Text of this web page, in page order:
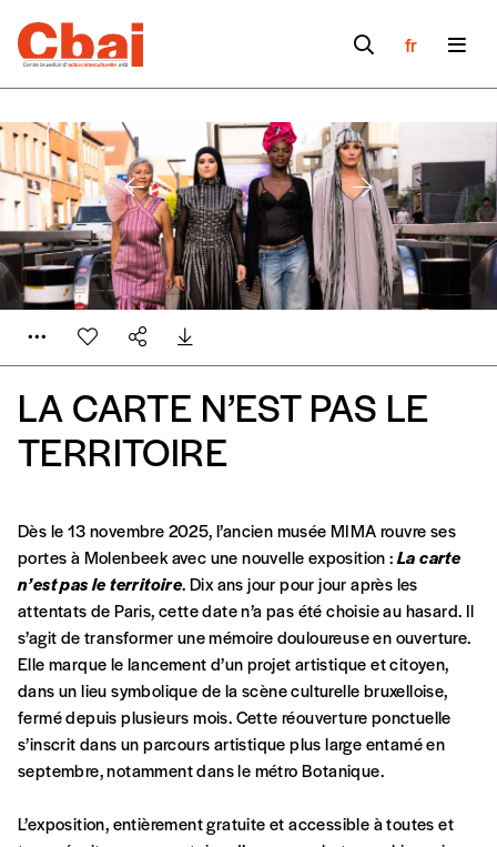
fr
LA CARTE N’EST PAS LE
TERRITOIRE
Se connecter
Formulaire de
commande
A partir de 2021,
Imag, le magazine de
l’interculturel,
vous est proposé à PRIX LIBRE
Dès le 13 novembre 2025, l’ancien musée MIMA rouvre ses
portes à Molenbeek avec une nouvelle exposition :La carte
n’est pas le territoire. Dix ans jour pour jour après les
attentats de Paris, cette date n’a pas été choisie au hasard. Il
s’agit de transformer une mémoire douloureuse en ouverture.
Elle marque le lancement d’un projet artistique et citoyen,
dans un lieu symbolique de la scène culturelle bruxelloise,
fermé depuis plusieurs mois. Cette réouverture ponctuelle
s’inscrit dans un parcours artistique plus large entamé en
septembre, notamment dans le métro Botanique.
L’exposition, entièrement gratuite et accessible à toutes et